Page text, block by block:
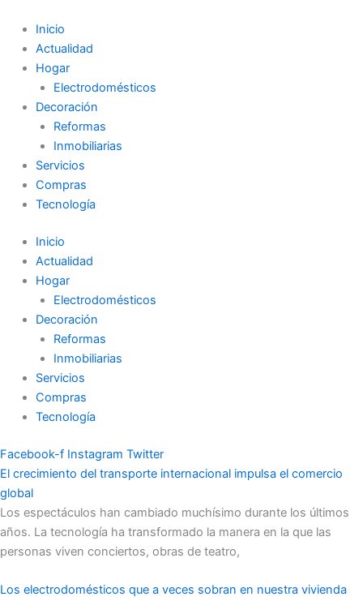
contenido
Inicio
Actualidad
Hogar
Electrodomésticos
Decoración
Reformas
Inmobiliarias
Servicios
Compras
Tecnología
Inicio
Actualidad
Hogar
Electrodomésticos
Decoración
Reformas
Inmobiliarias
Servicios
Compras
Tecnología
Facebook-f Instagram Twitter
El crecimiento del transporte internacional impulsa el comercio
global
Los espectáculos han cambiado muchísimo durante los últimos
años. La tecnología ha transformado la manera en la que las
personas viven conciertos, obras de teatro,
Los electrodomésticos que a veces sobran en nuestra vivienda